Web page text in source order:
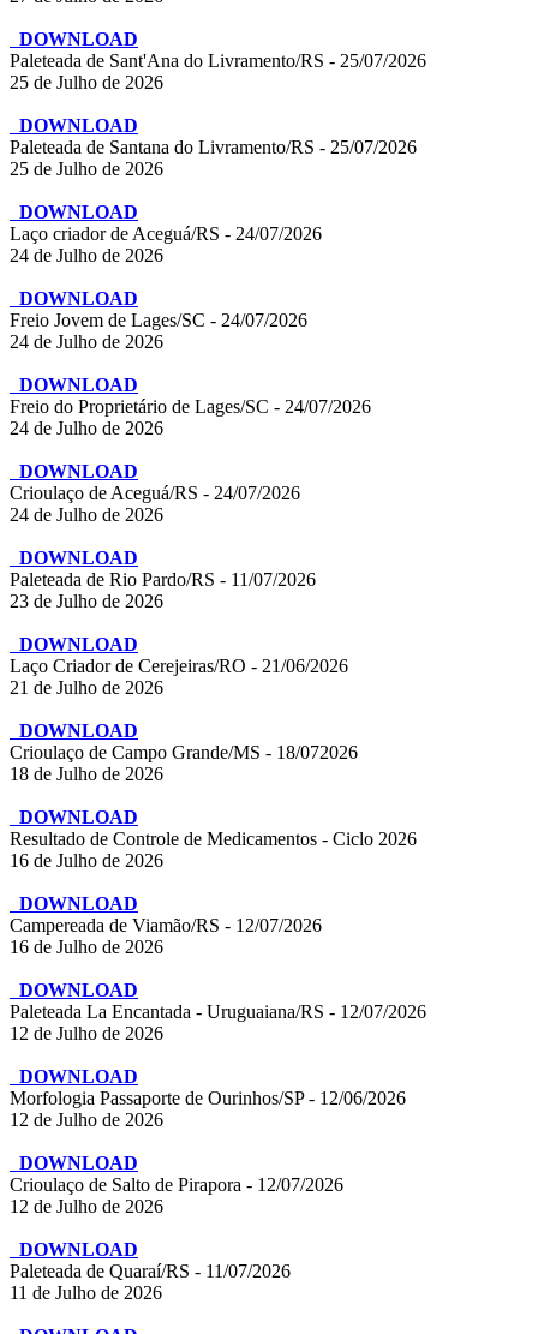
DOWNLOAD
Paleteada de Sant'Ana do Livramento/RS - 25/07/2026
25 de Julho de 2026
DOWNLOAD
Paleteada de Santana do Livramento/RS - 25/07/2026
25 de Julho de 2026
DOWNLOAD
Laço criador de Aceguá/RS - 24/07/2026
24 de Julho de 2026
DOWNLOAD
Freio Jovem de Lages/SC - 24/07/2026
24 de Julho de 2026
DOWNLOAD
Freio do Proprietário de Lages/SC - 24/07/2026
24 de Julho de 2026
DOWNLOAD
Crioulaço de Aceguá/RS - 24/07/2026
24 de Julho de 2026
DOWNLOAD
Paleteada de Rio Pardo/RS - 11/07/2026
23 de Julho de 2026
DOWNLOAD
Laço Criador de Cerejeiras/RO - 21/06/2026
21 de Julho de 2026
DOWNLOAD
Crioulaço de Campo Grande/MS - 18/072026
18 de Julho de 2026
DOWNLOAD
Resultado de Controle de Medicamentos - Ciclo 2026
16 de Julho de 2026
DOWNLOAD
Campereada de Viamão/RS - 12/07/2026
16 de Julho de 2026
DOWNLOAD
Paleteada La Encantada - Uruguaiana/RS - 12/07/2026
12 de Julho de 2026
DOWNLOAD
Morfologia Passaporte de Ourinhos/SP - 12/06/2026
12 de Julho de 2026
DOWNLOAD
Crioulaço de Salto de Pirapora - 12/07/2026
12 de Julho de 2026
DOWNLOAD
Paleteada de Quaraí/RS - 11/07/2026
11 de Julho de 2026